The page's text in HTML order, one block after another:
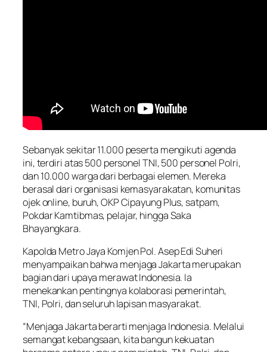
Sebanyak sekitar 11.000 peserta mengikuti agenda
ini, terdiri atas 500 personel TNI, 500 personel Polri,
dan 10.000 warga dari berbagai elemen. Mereka
berasal dari organisasi kemasyarakatan, komunitas
ojek online, buruh, OKP Cipayung Plus, satpam,
Pokdar Kamtibmas, pelajar, hingga Saka
Bhayangkara.
Kapolda Metro Jaya Komjen Pol. Asep Edi Suheri
menyampaikan bahwa menjaga Jakarta merupakan
bagian dari upaya merawat Indonesia. Ia
menekankan pentingnya kolaborasi pemerintah,
TNI, Polri, dan seluruh lapisan masyarakat.
“Menjaga Jakarta berarti menjaga Indonesia. Melalui
semangat kebangsaan, kita bangun kekuatan